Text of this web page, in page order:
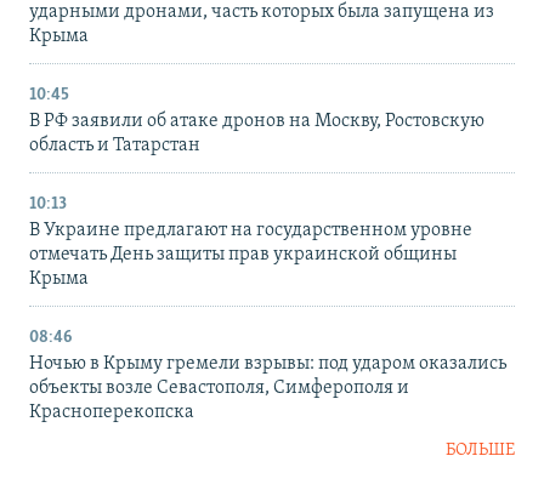
ударными дронами, часть которых была запущена из
Крыма
10:45
В РФ заявили об атаке дронов на Москву, Ростовскую
область и Татарстан
10:13
В Украине предлагают на государственном уровне
отмечать День защиты прав украинской общины
Крыма
08:46
Ночью в Крыму гремели взрывы: под ударом оказались
объекты возле Севастополя, Симферополя и
Красноперекопска
БОЛЬШЕ